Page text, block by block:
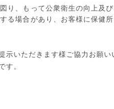
り、
もって公衆衛生の向上及
る場合があり、お客様に保健
いただきます様ご協力お願い
す。